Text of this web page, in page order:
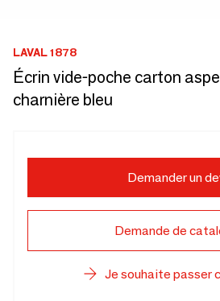
LAVAL 1878
Écrin vide-poche carton
charnière bleu
Demander un
Demande de
Je souhaite passer